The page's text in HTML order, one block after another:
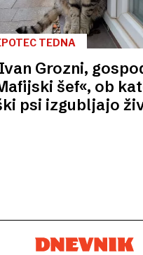
TEDNA
Grozni,
šef«, ob
psi izgubljajo